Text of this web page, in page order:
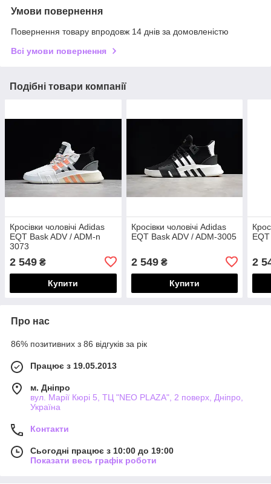
Умови повернення
Повернення товару впродовж 14 днів за домовленістю
Всі умови повернення
Подібні товари компанії
Кросівки чоловічі Adidas
EQT Bask ADV / ADM-n
3073
2 549 ₴
Купити
Кросівки чоловічі Adidas
EQT Bask ADV / ADM-3005
2 549₴
Купити
2
Про нас
86% позитивних з 86 відгуків за рік
Працює з 19.05.2013
м. Дніпро
вул. Марії Кюрі 5, ТЦ "NEO PLAZA", 2 поверх, Дніпро,
Україна
Контакти
Сьогодні працює з 10:00 до 19:00
Показати весь графік роботи